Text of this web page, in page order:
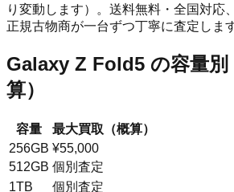
り変動します）。 送料無料・全国対応、
正規古物商が一台ずつ丁寧に査定します
Galaxy Z Fold5 の容量別
算）
容量
最大買取（概算）
256GB ¥55,000
512GB 個別査定
1TB
個別査定